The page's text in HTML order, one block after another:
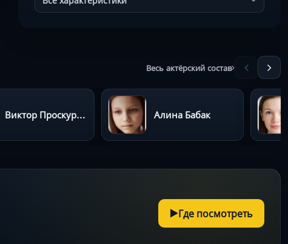
Весь актёрский состав
Виктор Проскурин Алина Бабак
Где посмотреть